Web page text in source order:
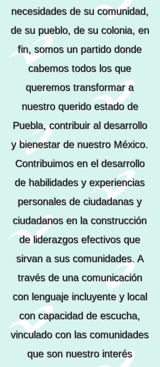
necesidades de su comunidad,
de su pueblo, de su colonia, en
fin, somos un partido donde
cabemos todos los que
queremos transformar a
nuestro querido estado de
Puebla, contribuir al desarrollo
y bienestar de nuestro México.
Contribuimos en el desarrollo
de habilidades y experiencias
personales de ciudadanas y
ciudadanos en la construcción
de liderazgos efectivos que
sirvan a sus comunidades. A
través de una comunicación
con lenguaje incluyente y local
con capacidad de escucha,
vinculado con las comunidades
que son nuestro interés